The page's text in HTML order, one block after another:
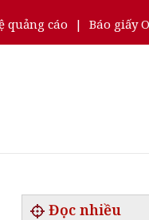
quảng cáo | Báo giấy
Đọc nhiều